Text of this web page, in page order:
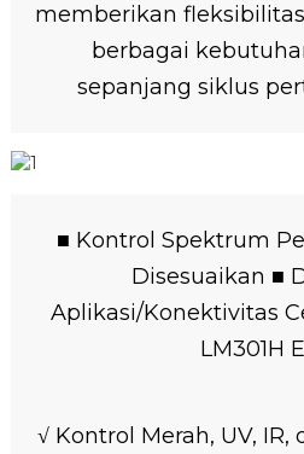
memberikan
berbagai
sepanjang siklus
■ Kontrol Spektrum
Disesuaikan ■
Aplikasi/Konektivitas
LM301H
√ Kontrol Merah, UV, IR,